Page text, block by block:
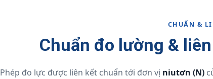
CHUẨN &
Chuẩn đo lường &
Phép đo lực được liên kết chuẩn tới đơn vị niutơn (N)